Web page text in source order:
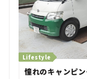
Lifestyle
憧れのキャンピ